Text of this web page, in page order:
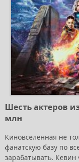
Шесть актеров
млн
Киновселенная не
фанатскую базу по
зарабатывать.